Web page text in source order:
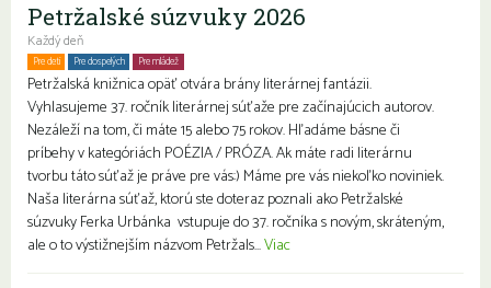
Petržalské súzvuky 2026
Každý deň
Pre deti Pre dospelých Pre mládež
Petržalská knižnica opäť otvára brány literárnej fantázii.
Vyhlasujeme 37. ročník literárnej súťaže pre začínajúcich autorov.
Nezáleží na tom, či máte 15 alebo 75 rokov. Hľadáme básne či
príbehy v kategóriách POÉZIA / PRÓZA. Ak máte radi literárnu
tvorbu táto súťaž je práve pre vás:) Máme pre vás niekoľko noviniek.
Naša literárna súťaž, ktorú ste doteraz poznali ako Petržalské
súzvuky Ferka Urbánka vstupuje do 37. ročníka s novým, skráteným,
ale o to výstižnejším názvom Petržals...Viac